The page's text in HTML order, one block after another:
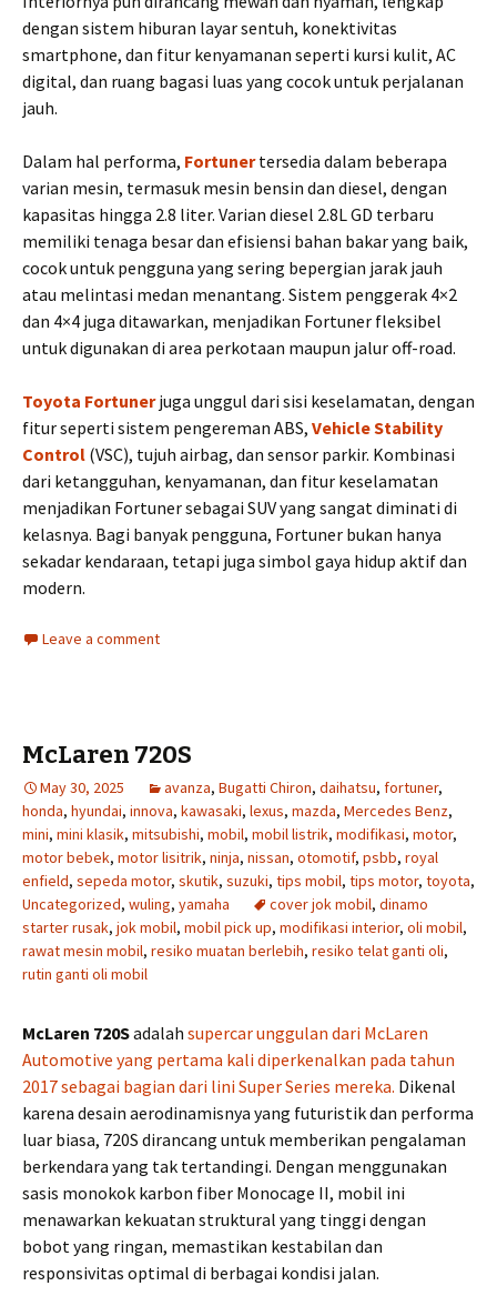
dengan sistem hiburan layar sentuh, konektivitas
smartphone, dan fitur kenyamanan seperti kursi kulit, AC
digital, dan ruang bagasi luas yang cocok untuk perjalanan
jauh.
Dalam hal performa, Fortunertersedia dalam beberapa
varian mesin, termasuk mesin bensin dan diesel, dengan
kapasitas hingga 2.8 liter. Varian diesel 2.8L GD terbaru
memiliki tenaga besar dan efisiensi bahan bakar yang baik,
cocok untuk pengguna yang sering bepergian jarak jauh
atau melintasi medan menantang. Sistem penggerak 4×2
dan 4×4 juga ditawarkan, menjadikan Fortuner fleksibel
untuk digunakan di area perkotaan maupun jalur off-road.
Toyota Fortunerjuga unggul dari sisi keselamatan, dengan
fitur seperti sistem pengereman ABS, Vehicle Stability
Control (VSC), tujuh airbag, dan sensor parkir. Kombinasi
dari ketangguhan, kenyamanan, dan fitur keselamatan
menjadikan Fortuner sebagai SUV yang sangat diminati di
kelasnya. Bagi banyak pengguna, Fortuner bukan hanya
sekadar kendaraan, tetapi juga simbol gaya hidup aktif dan
modern.
Leave a comment
McLaren 720S
May 30, 2025 avanza, Bugatti Chiron, daihatsu, fortuner,
honda, hyundai, innova, kawasaki, lexus, mazda, Mercedes Benz,
mini, mini klasik, mitsubishi, mobil, mobil listrik, modifikasi, motor,
motor bebek, motor lisitrik, ninja, nissan, otomotif, psbb, royal
enfield, sepeda motor, skutik, suzuki, tips mobil, tips motor, toyota,
Uncategorized, wuling, yamaha cover jok mobil, dinamo
starter rusak, jok mobil, mobil pick up, modifikasi interior, oli mobil,
rawat mesin mobil, resiko muatan berlebih, resiko telat ganti oli,
rutin ganti oli mobil
McLaren 720Sadalah supercar unggulan dari McLaren
Automotive yang pertama kali diperkenalkan pada tahun
2017 sebagai bagian dari lini Super Series mereka. Dikenal
karena desain aerodinamisnya yang futuristik dan performa
luar biasa, 720S dirancang untuk memberikan pengalaman
berkendara yang tak tertandingi. Dengan menggunakan
sasis monokok karbon fiber Monocage II, mobil ini
menawarkan kekuatan struktural yang tinggi dengan
bobot yang ringan, memastikan kestabilan dan
responsivitas optimal di berbagai kondisi jalan.